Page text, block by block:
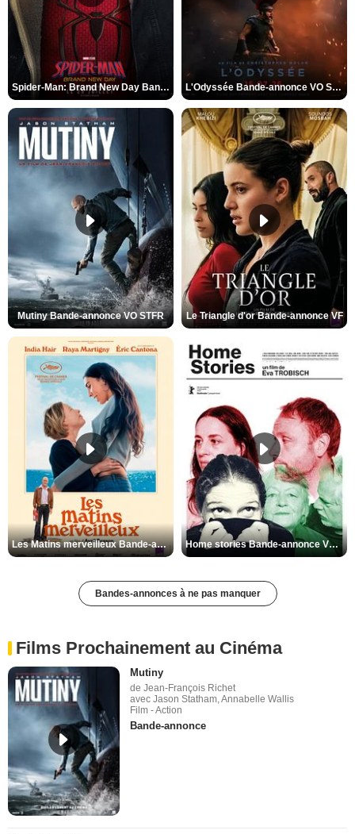
Spider-Man: Brand New Day Bande-annonce VO STFR L'Odyssée Bande-annonce VO STFR
Mutiny Bande-annonce VO STFR Le Triangle d'or Bande-annonce VF
Les Matins merveilleux Bande-annonce VF Home stories Bande-annonce VO STFR
Bandes-annonces à ne pas manquer
Films Prochainement au Cinéma
Mutiny
de Jean-François Richet
avec Jason Statham, Annabelle Wallis
Film - Action
Bande-annonce